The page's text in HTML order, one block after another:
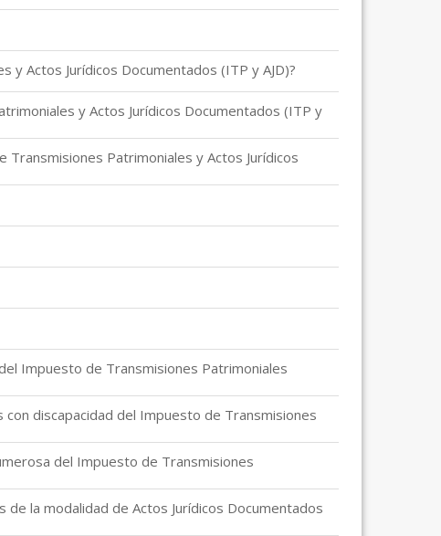
Actos Jurídicos Documentados (ITP y AJD)?
y Actos Jurídicos Documentados (ITP y
Patrimoniales y Actos Jurídicos
Impuesto de Transmisiones Patrimoniales
discapacidad del Impuesto de Transmisiones
del Impuesto de Transmisiones
la modalidad de Actos Jurídicos Documentados